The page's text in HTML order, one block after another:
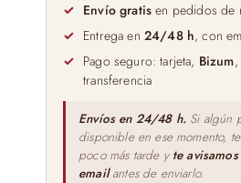
Los
Frailes
cantidad
Envío gratis en pedidos de
Entrega en 24/48 h, con
Pago seguro: tarjeta, Bizum,
transferencia
Envíos en 24/48 h. Si algún
disponible en ese momento,
poco más tarde y te
emailantes de enviarlo.